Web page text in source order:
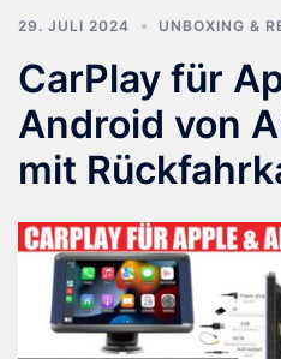
29. JULI 2024 UNBOXING &
CarPlay für
Android von
mit